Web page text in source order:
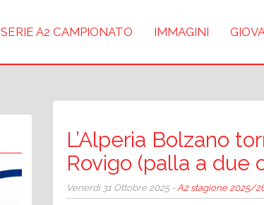
SERIE A2 CAMPIONATO IMMAGINI
L’Alperia Bolzano
Rovigo (palla a due
Venerdì 31 Ottobre 2025 -A2 stagione 2025/